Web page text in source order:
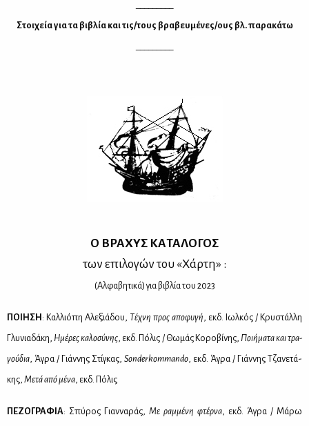
Στοιχεία για τα βιβλία και τις/τους βραβευμένες/ους βλ. παρακάτω
Ο ΒΡΑ­ΧΥΣ ΚΑ­ΤΑ­ΛΟ­ΓΟΣ
των επι­λο­γών του «Χάρ­τη» :
(Αλ­φα­βη­τι­κά) για βι­βλία του 2023
ΠΟΙ­Η­ΣΗ : Καλ­λιό­πη Αλε­ξιά­δου, Τέ­χνη προς απο­φυ­γή, εκδ. Ιωλ­κός / Κρυ­στάλ­λη
Γλυ­νια­δά­κη, Ημέ­ρες κα­λο­σύ­νης, εκδ. Πό­λις / Θω­μάς Κο­ρο­βί­νης, Ποι­ή­μα­τα και τρα­
γού­δια, Άγρα / Γιάν­νης Στί­γκας, Sonderkommando, εκδ. Άγρα / Γιάν­νης Τζα­νε­τά­
κης, Με­τά από μέ­να, εκδ. Πό­λις
ΠΕ­ΖΟ­ΓΡΑ­ΦΙΑ: Σπύ­ρος Γιαν­να­ράς, Με ραμ­μέ­νη φτέρ­να, εκδ. Άγρα / Μά­ρω